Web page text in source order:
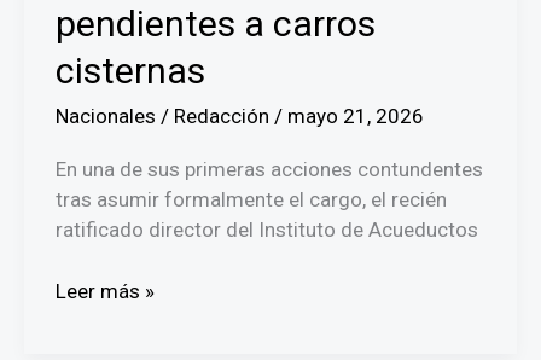
pendientes a carros
cisternas
Nacionales / Redacción / mayo 21, 2026
En una de sus primeras acciones contundentes
tras asumir formalmente el cargo, el recién
ratificado director del Instituto de Acueductos
Director
Leer más »